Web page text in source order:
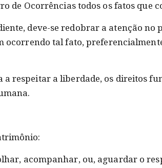
de Ocorrências todos os fatos que
deve-se redobrar a atenção no
ocorrendo tal fato,
a respeitar a liberdade, os direitos
acompanhar, ou, aguardar o